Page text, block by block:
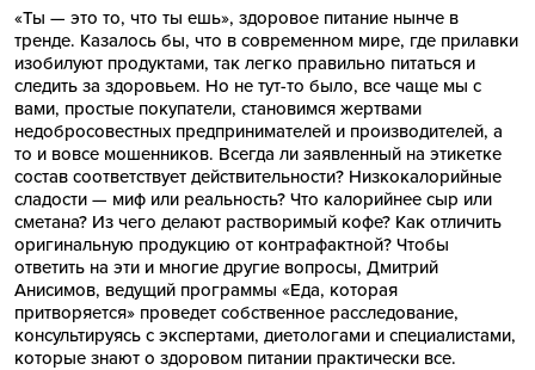
«Ты — это то, что ты ешь», здоровое питание нынче в
тренде. Казалось бы, что в современном мире, где прилавки
изобилуют продуктами, так легко правильно питаться и
следить за здоровьем. Но не тут-то было, все чаще мы с
вами, простые покупатели, становимся жертвами
недобросовестных предпринимателей и производителей, а
то и вовсе мошенников. Всегда ли заявленный на этикетке
состав соответствует действительности? Низкокалорийные
сладости — миф или реальность? Что калорийнее сыр или
сметана? Из чего делают растворимый кофе? Как отличить
оригинальную продукцию от контрафактной? Чтобы
ответить на эти и многие другие вопросы, Дмитрий
Анисимов, ведущий программы «Еда, которая
притворяется» проведет собственное расследование,
консультируясь с экспертами, диетологами и специалистами,
которые знают о здоровом питании практически все.